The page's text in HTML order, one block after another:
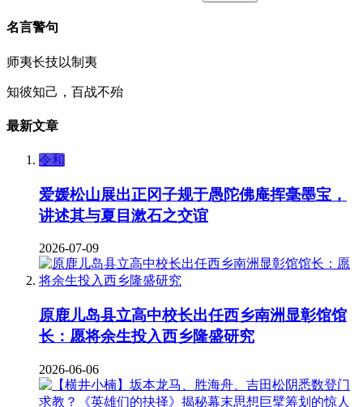
名言警句
师夷长技以制夷
知彼知己，百战不殆
最新文章
令和
爱媛松山展出正冈子规于愚陀佛庵挥毫墨宝，
讲述其与夏目漱石之交谊
2026-07-09
原鹿儿岛县立高中校长出任西乡南洲显彰馆馆
长：愿将余生投入西乡隆盛研究
2026-06-06